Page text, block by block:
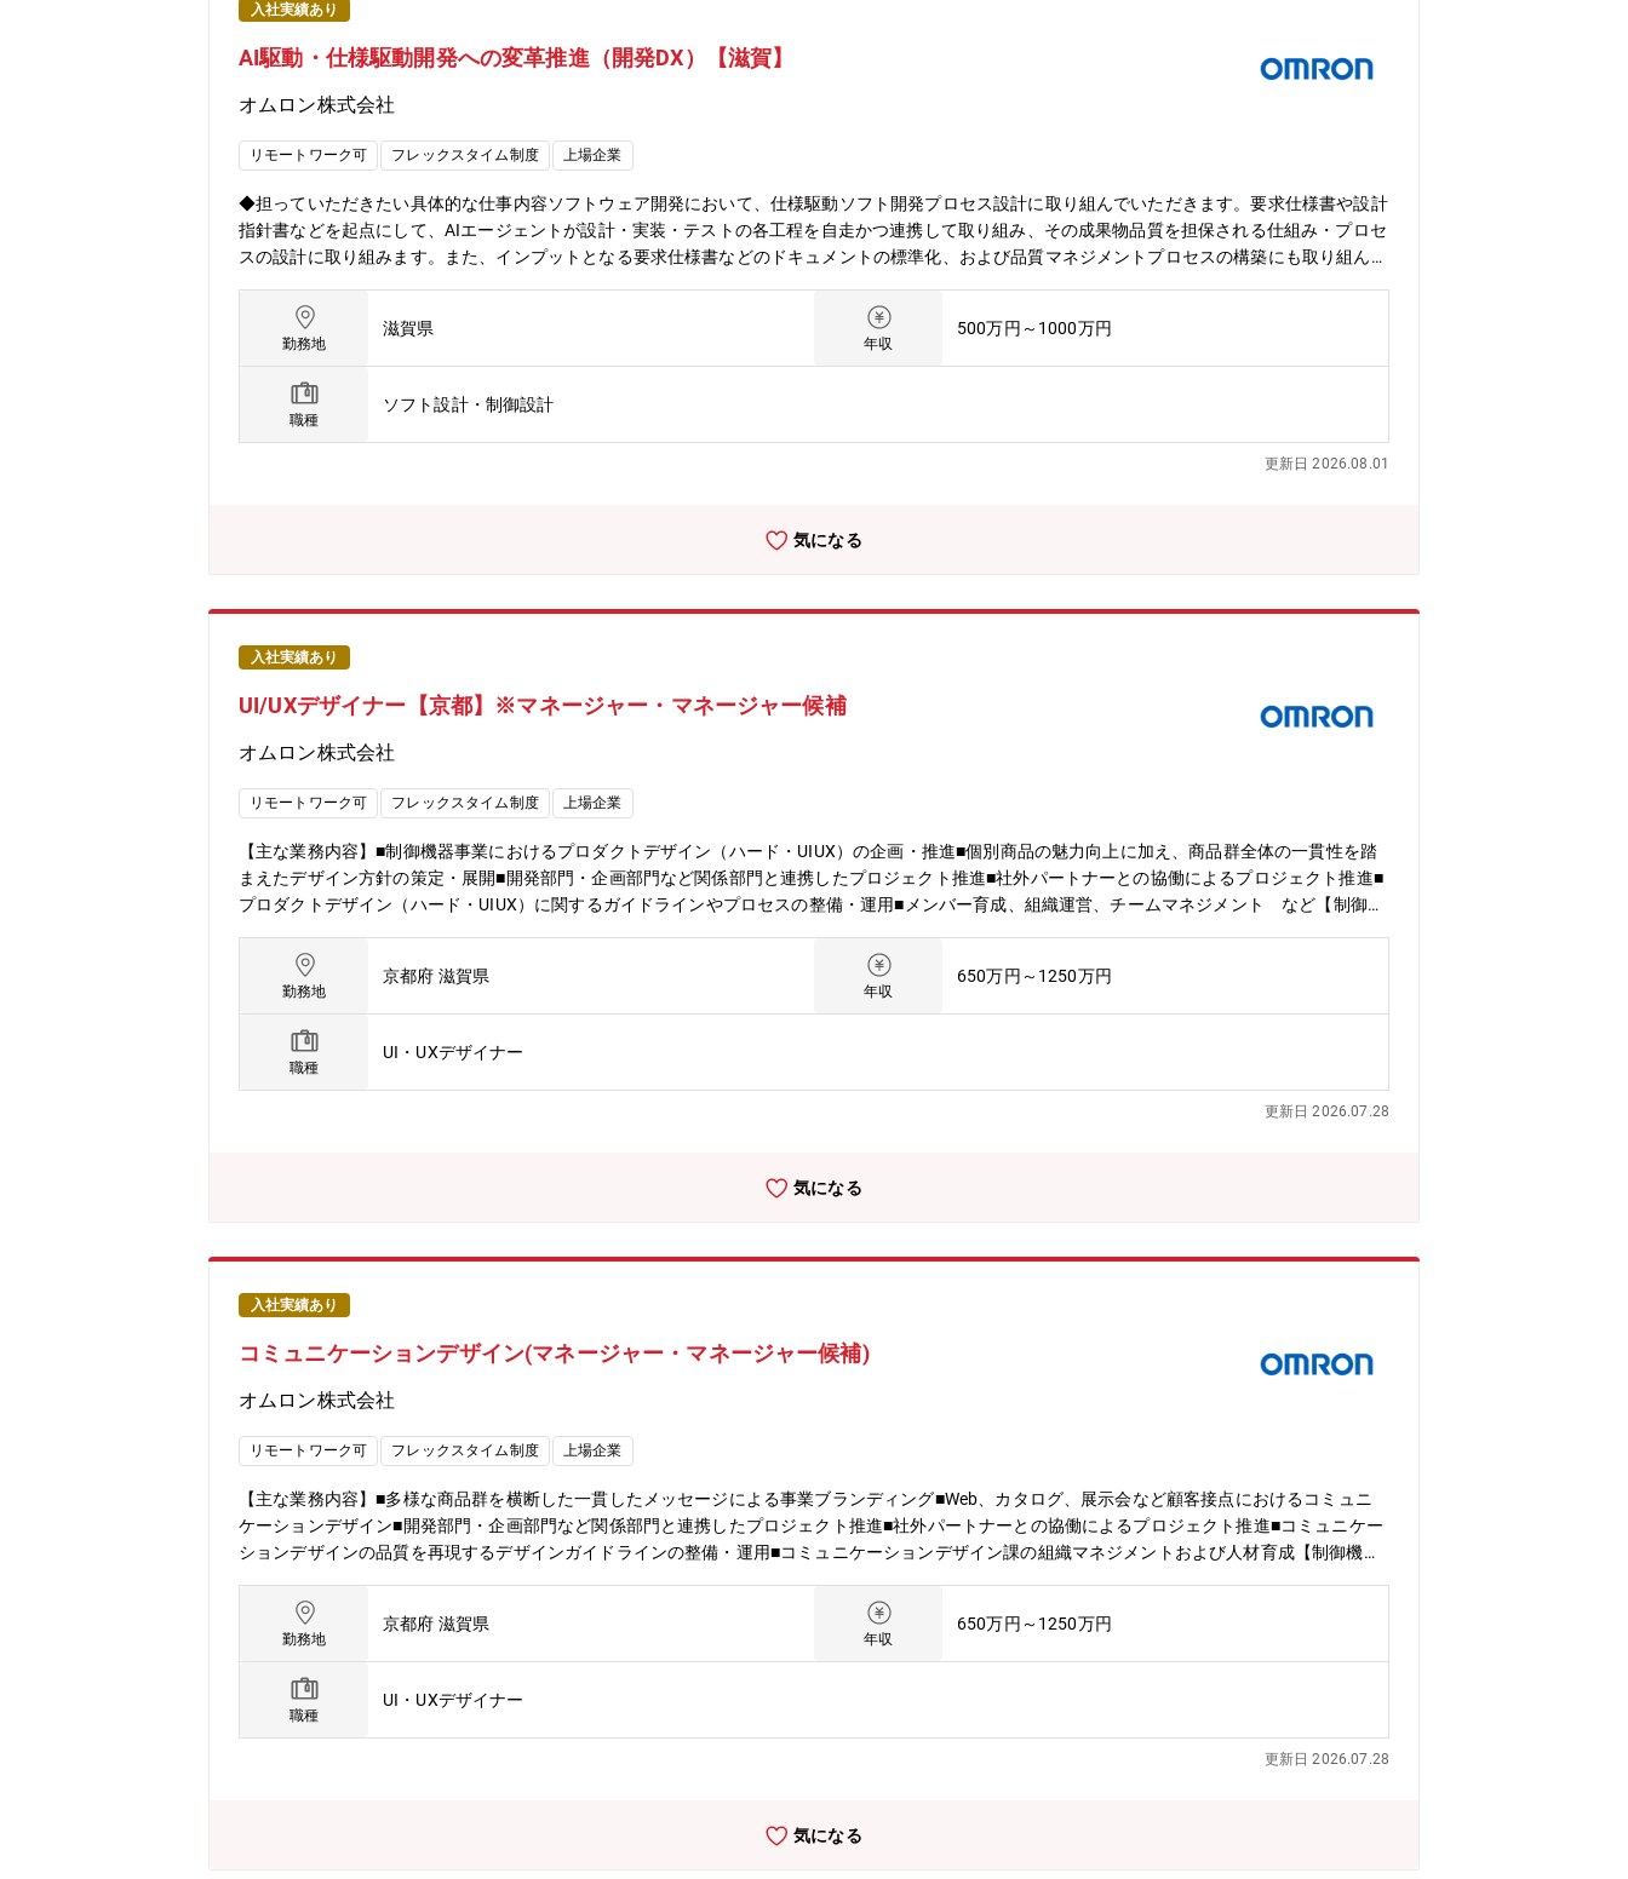
入社実績あり
AI駆動・仕様駆動開発への変革推進（開発DX）【滋賀】
オムロン株式会社
リモートワーク可 フレックスタイム制度 上場企業
◆担っていただきたい具体的な仕事内容ソフトウェア開発において、仕様駆動ソフト開発プロセス設計に取り組んでいただきます。要求仕様書や設計
指針書などを起点にして、AIエージェントが設計・実装・テストの各工程を自走かつ連携して取り組み、その成果物品質を担保される仕組み・プロセ
スの設計に取り組みます。また、インプットとなる要求仕様書などのドキュメントの標準化、および品質マネジメントプロセスの構築にも取り組んで
ます。① 商品プロジェクト特性に応じた仕様駆動ソフト開発のAIエージェント実行基盤の構築② AIエージェント品質評価・検証手法の確立③ 要求～
設計～実装～テストのトレーサビリティ基盤設計④ 要求仕様書などのインプットドキュメントの標準化⑤ AIエージェントの学習・強化サイクルプロ
セスの構築⑥ AI開発ガバナンスおよび監査プロセスの設計◆募集背景日本の製造業を始めとするモノづくり現場は、熟練技術者の高齢化、人財不
足、属人化した開発に起因した低い開発生産性、など深刻な課題に直面しています。我々は、生成AIやシミュレーションなどDX技術やネットワーク
技術を活用し、製造業のお客様の開発生産性向上を通じて、世界や日本の製造業をより良くしていくことを目指しています。我々と一緒に、「製造業
DX」の推進を通じて製造業をより良くしていきたい、という想いを持った方を、業界・企業問わず幅広く募集しています（制御機器の開発経験は問
いません）。◆具体的な仕事内容に対しての期待する成果本職種は、従来のソフトウェア開発プロセスを改善する役割ではなく、AIエージェントと人
ニアに新たな成長機会も提供し、AIエージェントとエンジニアが一緒に成長していく新たなキャリア像を作り上げていくことにも繋げていくことを期
きます-開発の現場に存在する過去の組込み開発技術資産を活用させることで、FA分野の商品で求められる性能品質を担保できるAI駆動開発を実現
ことに貢献できます。② 技術的挑戦と最先端技術への関与ができます-生成AI、AIエージェント・マルチエージェントなど、現在注目されている技術
活用したプロセス革新に取り組まれている商品群ごとに分かれている多様な経験を持たれたソフト開発エンジニアとの交流なども交えて、ご自身のキ
ャリア形成・成長の機会を得ることができます。
勤務地
滋賀県
年収
500万円～1000万円
職種
ソフト設計・制御設計
更新日 2026.08.01
気になる
入社実績あり
UI/UXデザイナー【京都】※マネージャー・マネージャー候補
オムロン株式会社
リモートワーク可 フレックスタイム制度 上場企業
【主な業務内容】■制御機器事業におけるプロダクトデザイン（ハード・UIUX）の企画・推進■個別商品の魅力向上に加え、商品群全体の一貫性を踏
まえたデザイン方針の策定・展開■開発部門・企画部門など関係部門と連携したプロジェクト推進■社外パートナーとの協働によるプロジェクト推進■
プロダクトデザイン（ハード・UIUX）に関するガイドラインやプロセスの整備・運用■メンバー育成、組織運営、チームマネジメント など【制御機
な制御を簡単に実現する制御アプリ、お客様の課題解決を支援するサービスの提供を武器に業界をリードしています。■製品例画像センサ、画像処理
システム、プログラマブルコントローラ (PLC)、モータ、ロボット など 【募集背景】■オムロンの制御機器事業には、多様な商品群とソリューシ
ョンがあります。デザインセンターは、①個々の商品力を高めるプロダクトデザインと、②商品群を一貫した形で伝えるコミュニケーションデザイン
の両面から顧客との信頼を築き、社会課題の解決に貢献しています。一方で、制御機器事業におけるデザイン機能は設立から十年満たない組織であ
り、現在、インハウスデザインとして成長の過程にあります。これまでのご経験を活かし、制御機器事業におけるデザインの品質を向上させるととも
に、デザインの事業貢献をともに広げていただける方を募集しています。【期待する成果】■企画・構想段階に開発者と共有したUX視点が、外観デザ
インとユーザビリティ設計の品質に結実している■顧客ニーズや時代の変化を捉えた、新しいプロダクトブランディングが確立できている■上記を通
ーションデザインの両面から事業に貢献しています。①プロダクトデザイン課企画・構想段階から関与し、開発者とUX視点を共有しながら、外観デ
を作る醍醐味を味わえる。■DMS事業の成長をけん引する役割として、事業成長と共に自己成長を感じることが出来る【業界動向と自社事業の特徴】
トデザイン（ハード・UIUX）でつなぐ■製造現場に欠かせない機能と使いやすさを形にするプロダクトデザインに関われる多様な商品群とソリューシ
しながらプロダクトデザイン（ハード・UIUX）を通じた経営への貢献や、そのための組織強化に携わる【働き方】■在宅勤務制度あり（原則として週
3日以上の出社）■平均残業時間：10時間／月【業界動向と自社事業の特徴】■製造業では現在、人手不足やデータ活用の進展を背景に、工場の自動化
や高度化が急速に進んでいます。センサーやロボット、ソフトウェアなど多くの技術が連携し、工場は一つの大きなシステムとして進化しています。
オムロンの制御機器事業は、幅広い商品ラインナップとセンシング・制御技術を組み合わせることで、工場全体の課題解決に貢献しています。また、
経営としてデザインの力を重視しており、デザイン経営の実践を通じた事業拡大を推進しています。
勤務地
京都府 滋賀県
年収
650万円～1250万円
職種
UI・UXデザイナー
更新日 2026.07.28
気になる
入社実績あり
コミュニケーションデザイン(マネージャー・マネージャー候補)
オムロン株式会社
リモートワーク可 フレックスタイム制度 上場企業
【主な業務内容】■多様な商品群を横断した一貫したメッセージによる事業ブランディング■Web、カタログ、展示会など顧客接点におけるコミュニ
ケーションデザイン■開発部門・企画部門など関係部門と連携したプロジェクト推進■社外パートナーとの協働によるプロジェクト推進■コミュニケー
ションデザインの品質を再現するデザインガイドラインの整備・運用■コミュニケーションデザイン課の組織マネジメントおよび人材育成【制御機器
制御を簡単に実現する制御アプリ、お客様の課題解決を支援するサービスの提供を武器に業界をリードしています。■製品例画像センサ、画像処理シ
ステム、プログラマブルコントローラ (PLC)、モータ、ロボット など 【募集背景】■オムロンの制御機器事業には、多様な商品群とソリューショ
ンがあります。デザインセンターは、①個々の商品力を高めるプロダクトデザインと、②商品群を一貫した形で伝えるコミュニケーションデザインの
両面から顧客との信頼を築き、社会課題の解決に貢献しています。一方で、制御機器事業におけるデザイン機能は設立から十年満たない組織であり、
現在、インハウスデザインとして成長の過程にあります。これまでのご経験を活かし、制御機器事業におけるデザインの品質を向上させるとともに、
デザインの事業貢献をともに広げていただける方を募集しています。【期待する成果】■顧客ニーズや時代の変化を捉えた、新しい事業ブランディン
グの方向性を確立できている■Web、カタログ、展示会などの顧客接点においてコミュニケーション品質が向上できている■上記を通じて、デザイン
ンデザインの両面から事業に貢献しています。①プロダクトデザイン課企画・構想段階から関与し、開発者とUX視点を共有しながら、外観デザイン
勤務地
京都府 滋賀県
年収
650万円～1250万円
職種
UI・UXデザイナー
更新日 2026.07.28
気になる